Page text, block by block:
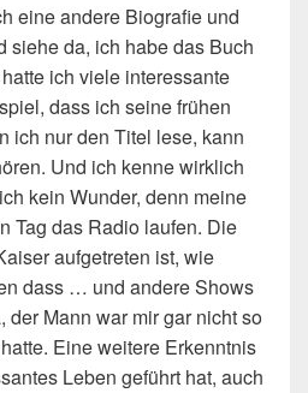
eine andere Biografie und
siehe da, ich habe das Buch
ich viele interessante
dass ich seine frühen
ich nur den Titel lese, kann
Und ich kenne wirklich
kein Wunder, denn meine
Tag das Radio laufen. Die
aufgetreten ist, wie
dass … und andere Shows
der Mann war mir gar nicht so
Eine weitere Erkenntnis
Leben geführt hat, auch